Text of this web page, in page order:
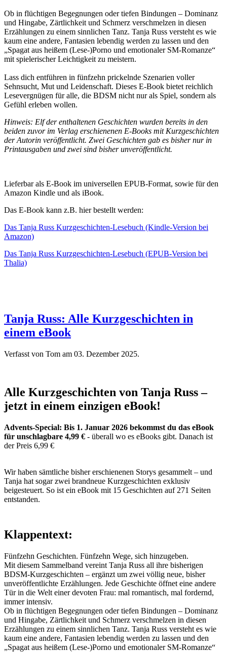
Ob in flüchtigen Begegnungen oder tiefen Bindungen – Dominanz
und Hingabe, Zärtlichkeit und Schmerz verschmelzen in diesen
Erzählungen zu einem sinnlichen Tanz. Tanja Russ versteht es wie
kaum eine andere, Fantasien lebendig werden zu lassen und den
„Spagat aus heißem (Lese-)Porno und emotionaler SM-Romanze“
mit spielerischer Leichtigkeit zu meistern.
Lass dich entführen in fünfzehn prickelnde Szenarien voller
Sehnsucht, Mut und Leidenschaft. Dieses E-Book bietet reichlich
Lesevergnügen für alle, die BDSM nicht nur als Spiel, sondern als
Gefühl erleben wollen.
Hinweis: Elf der enthaltenen Geschichten wurden bereits in den
beiden zuvor im Verlag erschienenen E-Books mit Kurzgeschichten
der Autorin veröffentlicht. Zwei Geschichten gab es bisher nur in
Printausgaben und zwei sind bisher unveröffentlicht.
Lieferbar als E-Book im universellen EPUB-Format, sowie für den
Amazon Kindle und als iBook.
Das E-Book kann z.B. hier bestellt werden:
Das Tanja Russ Kurzgeschichten-Lesebuch (Kindle-Version bei
Amazon)
Das Tanja Russ Kurzgeschichten-Lesebuch (EPUB-Version bei
Thalia)
Tanja Russ: Alle Kurzgeschichten in
einem eBook
Verfasst von Tom am 03. Dezember 2025.
Alle Kurzgeschichten von Tanja Russ –
jetzt in einem einzigen eBook!
Advents-Special: Bis 1. Januar 2026 bekommst du das eBook
für unschlagbare 4,99 € - überall wo es eBooks gibt. Danach ist
der Preis 6,99 €
Wir haben sämtliche bisher erschienenen Storys gesammelt – und
Tanja hat sogar zwei brandneue Kurzgeschichten exklusiv
beigesteuert. So ist ein eBook mit 15 Geschichten auf 271 Seiten
entstanden.
Klappentext:
Fünfzehn Geschichten. Fünfzehn Wege, sich hinzugeben.
Mit diesem Sammelband vereint Tanja Russ all ihre bisherigen
BDSM-Kurzgeschichten – ergänzt um zwei völlig neue, bisher
unveröffentlichte Erzählungen. Jede Geschichte öffnet eine andere
Tür in die Welt einer devoten Frau: mal romantisch, mal fordernd,
immer intensiv.
Ob in flüchtigen Begegnungen oder tiefen Bindungen – Dominanz
und Hingabe, Zärtlichkeit und Schmerz verschmelzen in diesen
Erzählungen zu einem sinnlichen Tanz. Tanja Russ versteht es wie
kaum eine andere, Fantasien lebendig werden zu lassen und den
„Spagat aus heißem (Lese-)Porno und emotionaler SM-Romanze“